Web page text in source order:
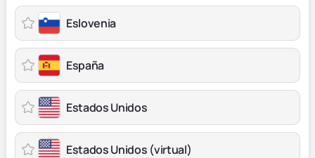
Eslovenia
España
Estados Unidos
Estados Unidos (virtual)